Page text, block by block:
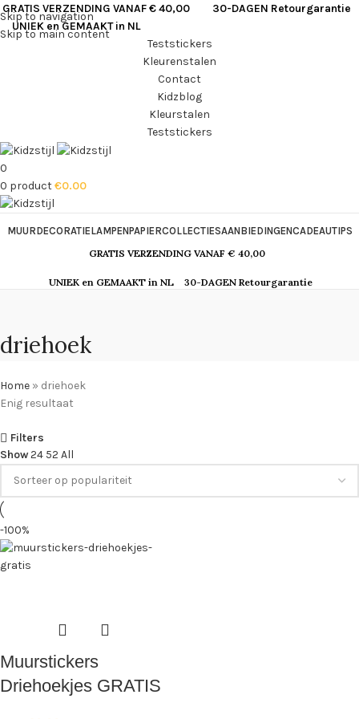
Skip to navigation
Skip to main content
GRATIS VERZENDING VANAF € 40,00
30-DAGEN Retourgarantie
UNIEK en GEMAAKT in NL
Teststickers
Kleurenstalen
Contact
Kidzblog
Kleurstalen
Teststickers
0
0 product€0.00
MUURDECORATIELAMPENPAPIERCOLLECTIESAANBIEDINGENCADEAUTIPS
GRATIS VERZENDING VANAF € 40,00
UNIEK en GEMAAKT in NL 30-DAGEN Retourgarantie
driehoek
Home » driehoek
Enig resultaat
Filters
Show24 52 All
-100%
Muurstickers
Driehoekjes GRATIS